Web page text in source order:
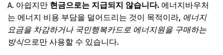
A. 아쉽지만 현금으로는 지급되지 않습니다. 에너지바우처
는 에너지 비용 부담을 덜어드리는 것이 목적이라, 에너지
요금을 차감하거나 국민행복카드로 에너지원을 구매하는
방식으로만 사용할 수 있습니다.